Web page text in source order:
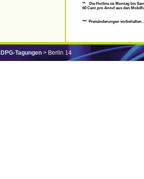
** Die Hotline ist Montag bis
60 Cent pro Anruf aus den
*** Preisänderungen vorbehalten.
DPG-Tagungen > Berlin 14